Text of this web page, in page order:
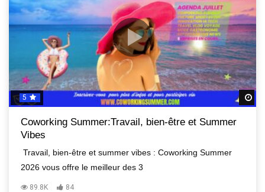
5
Coworking Summer:Travail, bien-être et Summer
Vibes
Travail, bien-être et summer vibes : Coworking Summer
2026 vous offre le meilleur des 3
89.8K 84